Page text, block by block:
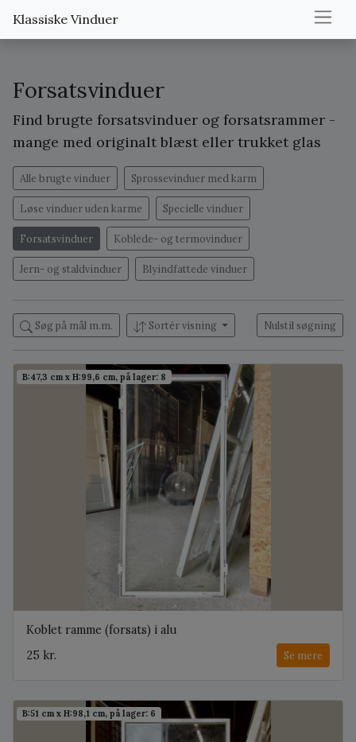
Klassiske Vinduer
Forsatsvinduer
Find brugte forsatsvinduer og forsatsrammer -
mange med originalt blæst eller trukket glas
Alle brugte vinduer Sprossevinduer med karm
Løse vinduer uden karme Specielle vinduer
Forsatsvinduer Koblede- og termovinduer
Jern- og staldvinduer Blyindfattede vinduer
Søg på mål m.m. Sortér visning Nulstil søgning
B:47,3 cm x H:99,6 cm, på lager: 8
Koblet ramme (forsats) i alu
25 kr.
Se mere
B:51 cm x H:98,1 cm, på lager: 6